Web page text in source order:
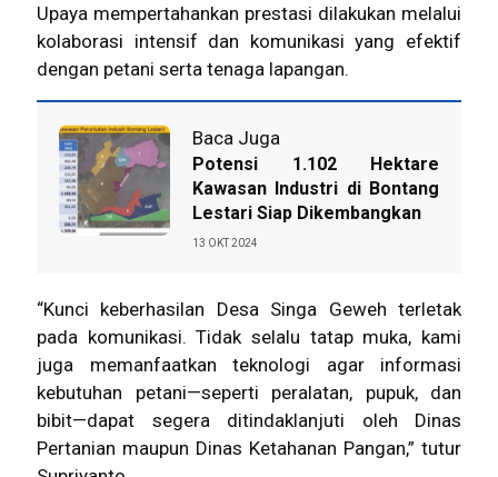
Upaya mempertahankan prestasi dilakukan melalui
kolaborasi intensif dan komunikasi yang efektif
dengan petani serta tenaga lapangan.
Baca Juga
Potensi 1.102 Hektare
Kawasan Industri di Bontang
Lestari Siap Dikembangkan
13 OKT 2024
“Kunci keberhasilan Desa Singa Geweh terletak
pada komunikasi. Tidak selalu tatap muka, kami
juga memanfaatkan teknologi agar informasi
kebutuhan petani—seperti peralatan, pupuk, dan
bibit—dapat segera ditindaklanjuti oleh Dinas
Pertanian maupun Dinas Ketahanan Pangan,” tutur